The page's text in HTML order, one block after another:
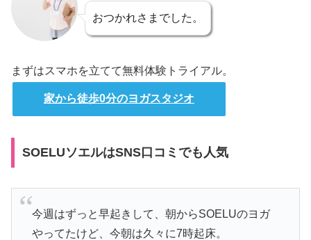
おつかれさまでした。
まずはスマホを立てて無料体験トライアル。
家から徒歩0分のヨガスタジオ
SOELUソエルはSNS口コミでも人気
今週はずっと早起きして、朝からSOELUのヨガ
やってたけど、今朝は久々に7時起床。